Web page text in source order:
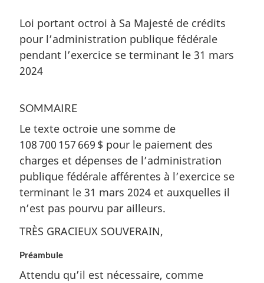
Loi portant octroi à Sa Majesté de crédits
pour l’administration publique fédérale
pendant l’exercice se terminant le 31 mars
2024
SOMMAIRE
Le texte octroie une somme de
108 700 157 669 $ pour le paiement des
charges et dépenses de l’administration
publique fédérale afférentes à l’exercice se
terminant le 31 mars 2024 et auxquelles il
n’est pas pourvu par ailleurs.
TRÈS GRACIEUX SOUVERAIN,
Préambule
Attendu qu’il est nécessaire, comme